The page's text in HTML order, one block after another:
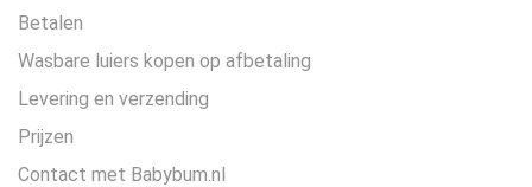
Betalen
Wasbare luiers kopen op afbetaling
Levering en verzending
Prijzen
Contact met Babybum.nl